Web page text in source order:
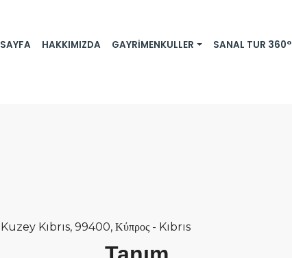
HAKKIMIZDA GAYRIMENKULLER SANAL TUR 360°
Kıbrıs, 99400, Κύπρος - Kıbrıs